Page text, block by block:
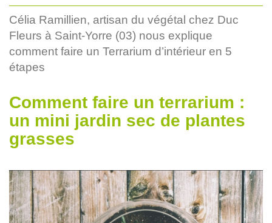
Célia Ramillien, artisan du végétal chez Duc
Fleurs à Saint-Yorre (03) nous explique
comment faire un Terrarium d’intérieur en 5
étapes
Comment faire un terrarium :
un mini jardin sec de plantes
grasses